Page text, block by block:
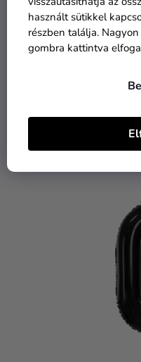
használt sütikkel
részben találja.
gombra kattintva
4-es születésnapi